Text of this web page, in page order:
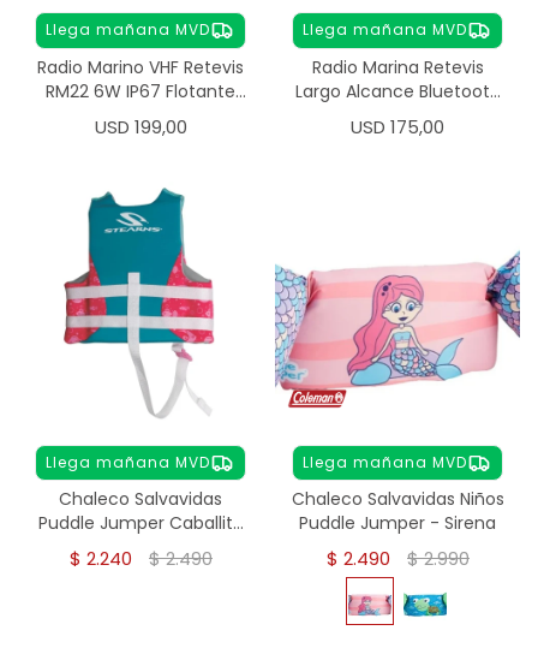
Llega mañana MVD
Radio Marino VHF Retevis
RM22 6W IP67 Flotante
NOAA 88 Canales
USD 199,00
Llega mañana MVD
Radio Marina Retevis
Largo Alcance Bluetooth
IP67 Profesional
USD 175,00
Llega mañana MVD
Chaleco Salvavidas
Puddle Jumper Caballito
De Mar
$ 2.240 $2.490
Llega mañana MVD
Chaleco Salvavidas Niños
Puddle Jumper - Sirena
$ 2.490 $2.990